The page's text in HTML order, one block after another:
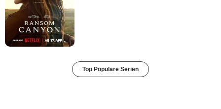
Top Populäre Serien